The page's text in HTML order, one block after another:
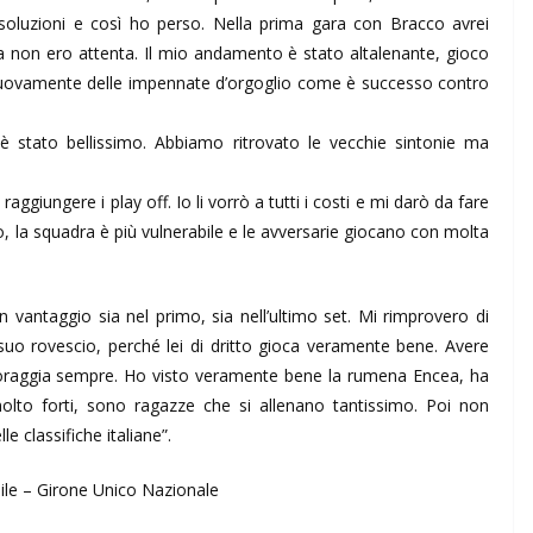
e così ho perso. Nella prima gara con Bracco avrei
ero attenta. Il mio andamento è stato altalenante, gioco
delle impennate d’orgoglio come è successo contro
bellissimo. Abbiamo ritrovato le vecchie sintonie ma
i play off. Io li vorrò a tutti i costi e mi darò da fare
la squadra è più vulnerabile e le avversarie giocano con molta
vantaggio sia nel primo, sia nell’ultimo set. Mi rimprovero di
rovescio, perché lei di dritto gioca veramente bene. Avere
sempre. Ho visto veramente bene la rumena Encea, ha
forti, sono ragazze che si allenano tantissimo. Poi non
classifiche italiane”.
– Girone Unico Nazionale